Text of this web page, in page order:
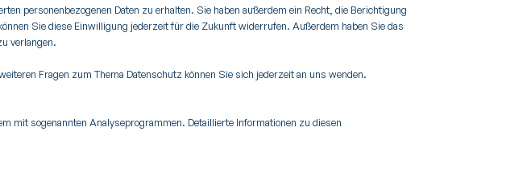
personenbezogenen Daten zu erhalten. Sie haben außerdem ein Recht, die Berichtigung
Sie diese Einwilligung jederzeit für die Zukunft widerrufen. Außerdem haben Sie das
verlangen.
Fragen zum Thema Datenschutz können Sie sich jederzeit an uns wenden.
mit sogenannten Analyseprogrammen. Detaillierte Informationen zu diesen